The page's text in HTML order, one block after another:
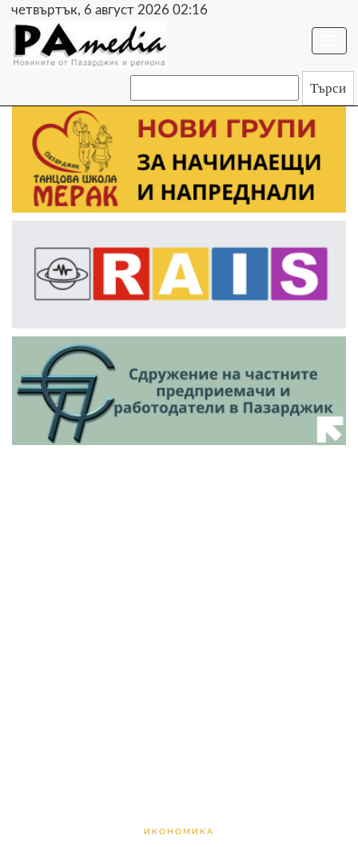
четвъртък, 6 август 2026 02:16
ИКОНОМИКА